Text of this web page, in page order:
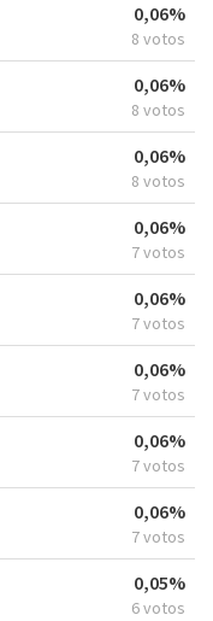
0,06%
8 votos
0,06%
8 votos
0,06%
8 votos
0,06%
7 votos
0,06%
7 votos
0,06%
7 votos
0,06%
7 votos
0,06%
7 votos
0,05%
6 votos